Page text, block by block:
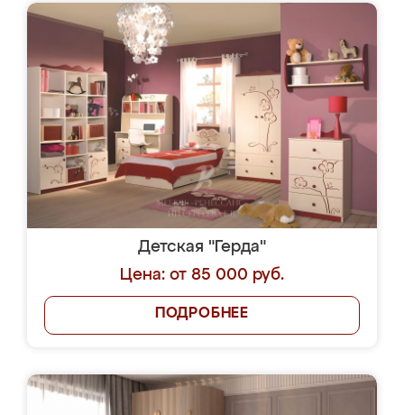
Детская "Герда"
Цена: от 85 000 руб.
ПОДРОБНЕЕ